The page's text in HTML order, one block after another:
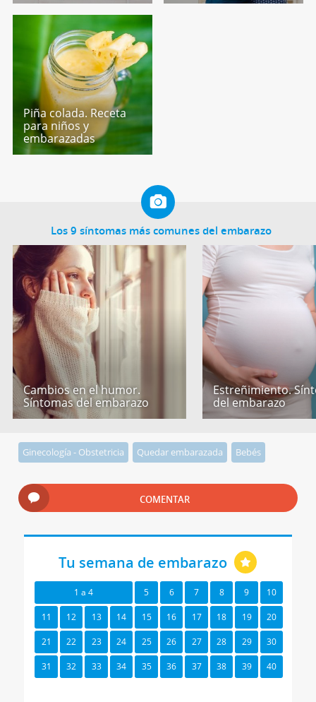
Piña colada. Receta
para niños y
embarazadas
Los 9 síntomas más comunes del embarazo
Cambios en el humor.
Síntomas del embarazo
Estreñimiento.
del embarazo
Ginecología - Obstetricia Quedar embarazada Bebés
COMENTAR
Tu semana de embarazo
1 a 4 5 6 7 8 9 10
11 12 13 14 15 16 17 18 19 20
21 22 23 24 25 26 27 28 29 30
31 32 33 34 35 36 37 38 39 40